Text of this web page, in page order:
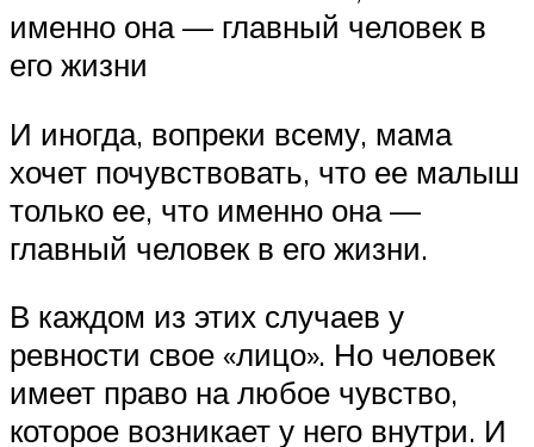
именно она — главный человек в
его жизни
И иногда, вопреки всему, мама
хочет почувствовать, что ее малыш
только ее, что именно она —
главный человек в его жизни.
В каждом из этих случаев у
ревности свое «лицо». Но человек
имеет право на любое чувство,
которое возникает у него внутри. И